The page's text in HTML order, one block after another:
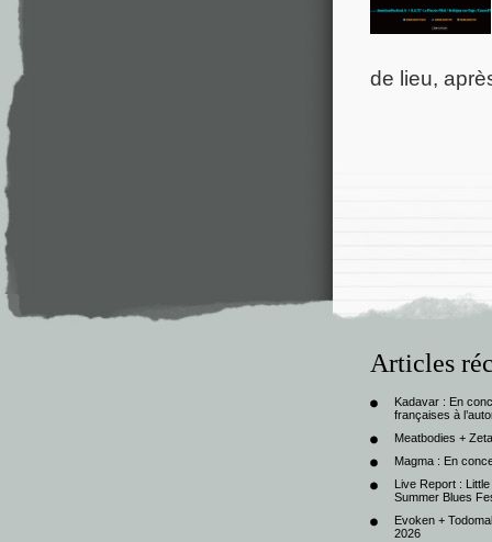
de lieu,
Articles
Kadavar : En
françaises à
Meatbodies +
Magma : En
Live Report :
Summer Blues
Evoken +
2026